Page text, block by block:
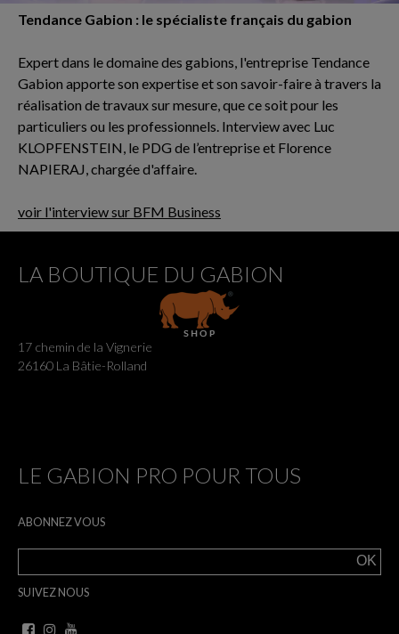
Tendance Gabion : le spécialiste français du gabion
Expert dans le domaine des gabions, l'entreprise Tendance
Gabion apporte son expertise et son savoir-faire à travers la
réalisation de travaux sur mesure, que ce soit pour les
particuliers ou les professionnels. Interview avec Luc
KLOPFENSTEIN, le PDG de l’entreprise et Florence
NAPIERAJ, chargée d'affaire.
voir l'interview sur BFM Business
LA BOUTIQUE DU GABION
17 chemin de la Vignerie
26160 La Bâtie-Rolland
LE GABION PRO POUR TOUS
ABONNEZ VOUS
SUIVEZ NOUS